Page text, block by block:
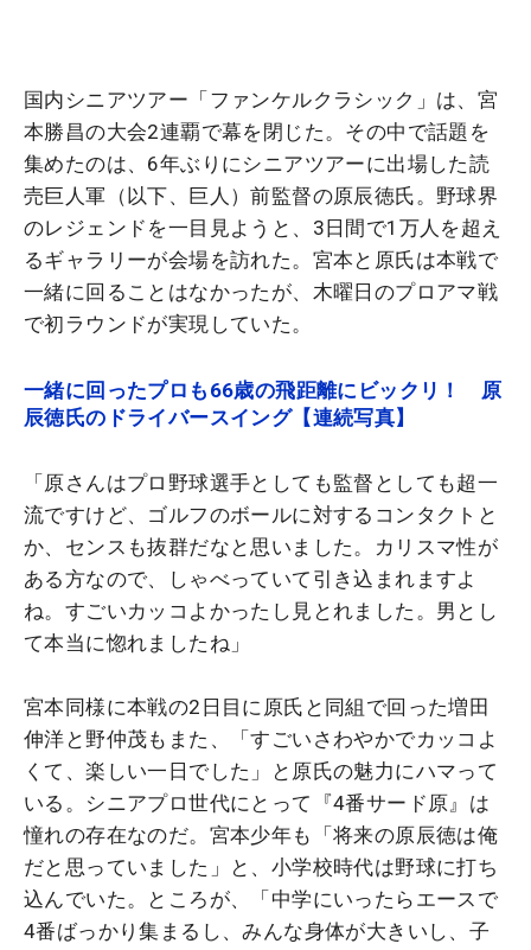
国内シニアツアー「ファンケルクラシック」は、宮
本勝昌の大会2連覇で幕を閉じた。その中で話題を
集めたのは、6年ぶりにシニアツアーに出場した読
売巨人軍（以下、巨人）前監督の原辰徳氏。野球界
のレジェンドを一目見ようと、3日間で1万人を超え
るギャラリーが会場を訪れた。宮本と原氏は本戦で
一緒に回ることはなかったが、木曜日のプロアマ戦
で初ラウンドが実現していた。
一緒に回ったプロも66歳の飛距離にビックリ！ 原
辰徳氏のドライバースイング【連続写真】
「原さんはプロ野球選手としても監督としても超一
流ですけど、ゴルフのボールに対するコンタクトと
か、センスも抜群だなと思いました。カリスマ性が
ある方なので、しゃべっていて引き込まれますよ
ね。すごいカッコよかったし見とれました。男とし
て本当に惚れましたね」
宮本同様に本戦の2日目に原氏と同組で回った増田
伸洋と野仲茂もまた、「すごいさわやかでカッコよ
くて、楽しい一日でした」と原氏の魅力にハマって
いる。シニアプロ世代にとって『4番サード原』は
憧れの存在なのだ。宮本少年も「将来の原辰徳は俺
だと思っていました」と、小学校時代は野球に打ち
込んでいた。ところが、「中学にいったらエースで
4番ばっかり集まるし、みんな身体が大きいし、子